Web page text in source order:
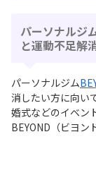
パーソナルジ
と運動不足解
パーソナルジム
消したい方に向い
婚式などのイベン
BEYOND（ビヨン